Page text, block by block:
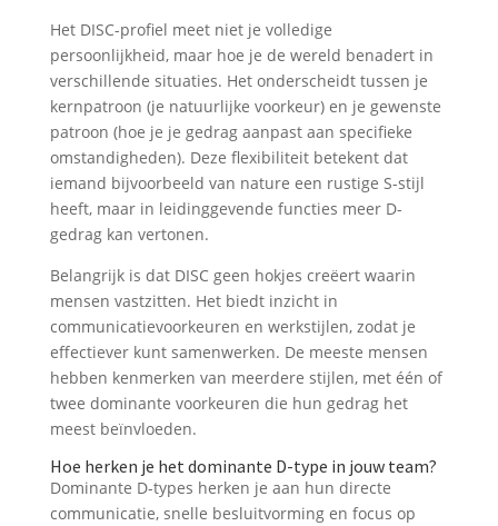
Het DISC-profiel meet niet je volledige
persoonlijkheid, maar hoe je de wereld benadert in
verschillende situaties. Het onderscheidt tussen je
kernpatroon (je natuurlijke voorkeur) en je gewenste
patroon (hoe je je gedrag aanpast aan specifieke
omstandigheden). Deze flexibiliteit betekent dat
iemand bijvoorbeeld van nature een rustige S-stijl
heeft, maar in leidinggevende functies meer D-
gedrag kan vertonen.
Belangrijk is dat DISC geen hokjes creëert waarin
mensen vastzitten. Het biedt inzicht in
communicatievoorkeuren en werkstijlen, zodat je
effectiever kunt samenwerken. De meeste mensen
hebben kenmerken van meerdere stijlen, met één of
twee dominante voorkeuren die hun gedrag het
meest beïnvloeden.
Hoe herken je het dominante D-type in jouw team?
Dominante D-types herken je aan hun directe
communicatie, snelle besluitvorming en focus op